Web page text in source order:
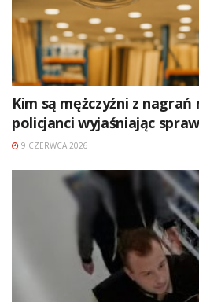
Kim są mężczyźni z
policjanci wyjaśniając
9 CZERWCA 2026